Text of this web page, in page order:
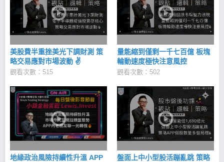
美股費半重挫美光下調財測 策
略交易應對市場波動 ✌
觀看次數：515
量能縮到僅剩一千七百億 板塊
輪動速度極快注意風控
觀看次數：502
地緣政治風險持續性升溫 APP
盤面上中小型股活蹦亂跳 策略